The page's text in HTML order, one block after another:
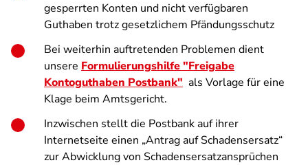
gesperrten Konten und nicht verfügbaren
Guthaben trotz gesetzlichem Pfändungsschutz
Bei weiterhin auftretenden Problemen dient
unsere Formulierungshilfe "Freigabe
Kontoguthaben Postbank" als Vorlage für eine
Klage beim Amtsgericht.
Inzwischen stellt die Postbank auf ihrer
Internetseite einen „Antrag auf Schadensersatz“
zur Abwicklung von Schadensersatzansprüchen